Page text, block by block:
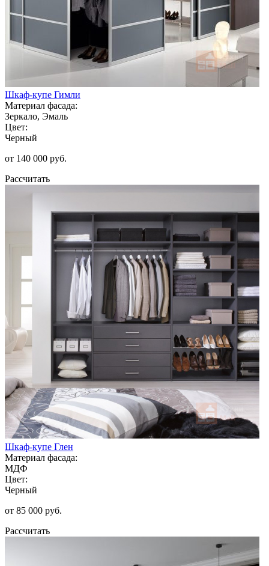
Шкаф-купе Гимли
Материал фасада:
Зеркало, Эмаль
Цвет:
Черный
от 140 000 руб.
Рассчитать
Шкаф-купе Глен
Материал фасада:
МДФ
Цвет:
Черный
от 85 000 руб.
Рассчитать